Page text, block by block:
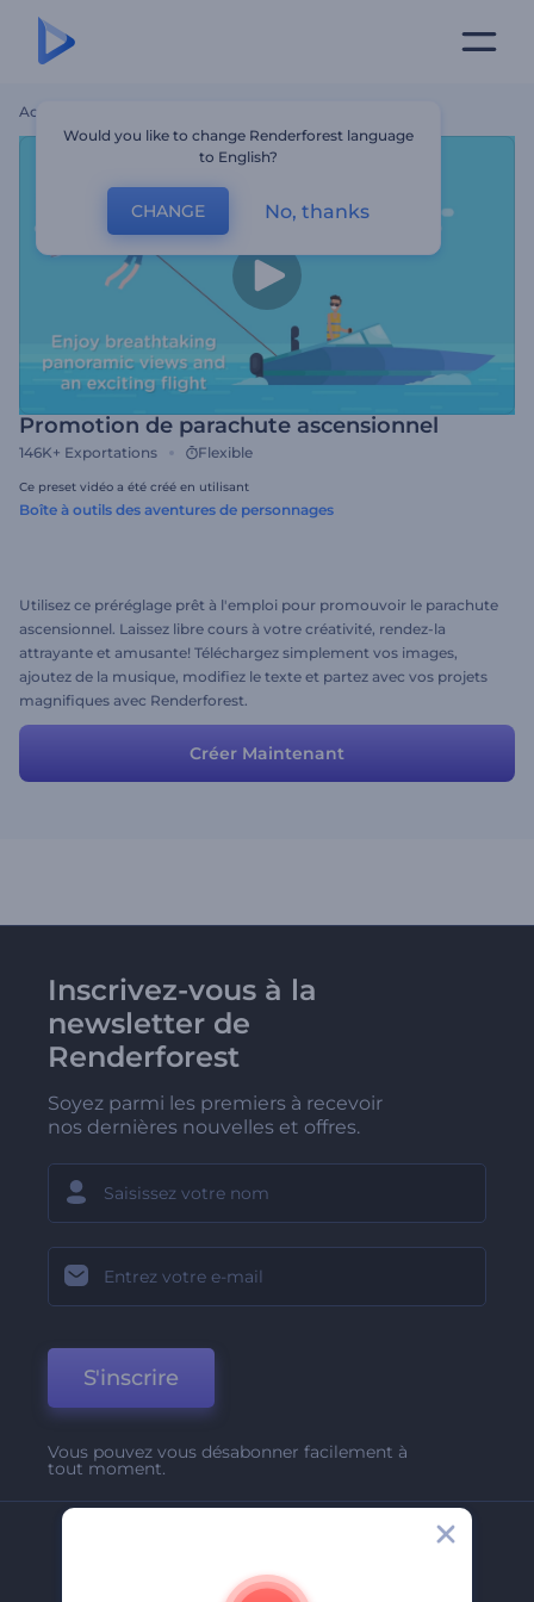
Accueil
Promotion de parachute ascensionnel
146K+ Exportations Flexible
Ce preset vidéo a été créé en utilisant
Boîte à outils des aventures de personnages
Utilisez ce préréglage prêt à l'emploi pour promouvoir le parachute
ascensionnel. Laissez libre cours à votre créativité, rendez-la
attrayante et amusante! Téléchargez simplement vos images,
ajoutez de la musique, modifiez le texte et partez avec vos projets
magnifiques avec Renderforest.
Créer Maintenant
Inscrivez-vous à la
newsletter de
Renderforest
Soyez parmi les premiers à recevoir
nos dernières nouvelles et offres.
S'inscrire
Vous pouvez vous désabonner facilement à
tout moment.
A Propos De Nous
Would you like to change Renderforest language
to English?
CHANGE No, thanks